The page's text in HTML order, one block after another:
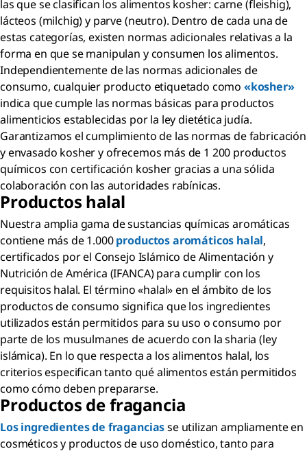
las que se clasifican los alimentos kosher: carne (fleishig),
lácteos (milchig) y parve (neutro). Dentro de cada una de
estas categorías, existen normas adicionales relativas a la
forma en que se manipulan y consumen los alimentos.
Independientemente de las normas adicionales de
consumo, cualquier producto etiquetado como «kosher»
indica que cumple las normas básicas para productos
alimenticios establecidas por la ley dietética judía.
Garantizamos el cumplimiento de las normas de fabricación
y envasado kosher y ofrecemos más de 1 200 productos
químicos con certificación kosher gracias a una sólida
colaboración con las autoridades rabínicas.
Productos halal
Nuestra amplia gama de sustancias químicas aromáticas
contiene más de 1.000productos aromáticos halal,
certificados por el Consejo Islámico de Alimentación y
Nutrición de América (IFANCA) para cumplir con los
requisitos halal. El término «halal» en el ámbito de los
productos de consumo significa que los ingredientes
utilizados están permitidos para su uso o consumo por
parte de los musulmanes de acuerdo con la sharia (ley
islámica). En lo que respecta a los alimentos halal, los
criterios especifican tanto qué alimentos están permitidos
como cómo deben prepararse.
Productos defragancia
Los ingredientes de fraganciasse utilizan ampliamente en
cosméticos y productos de uso doméstico, tanto para